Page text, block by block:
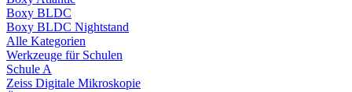
Boxy BLDC
Boxy BLDC Nightstand
Alle Kategorien
Werkzeuge für Schulen
Schule A
Zeiss Digitale Mikroskopie